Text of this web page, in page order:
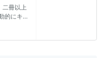
二冊以上
的にキ